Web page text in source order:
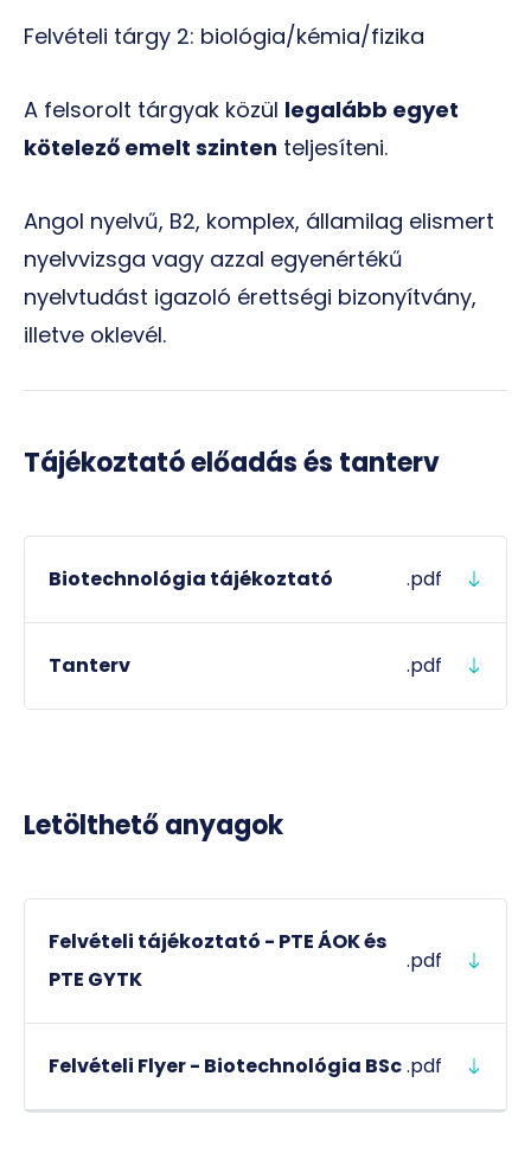
Felvételi tárgy 2: biológia/kémia/fizika
A felsorolt tárgyak közül legalább egyet
kötelező emelt szinten teljesíteni.
Angol nyelvű, B2, komplex, államilag elismert
nyelvvizsga vagy azzal egyenértékű
nyelvtudást igazoló érettségi bizonyítvány,
illetve oklevél.
Tájékoztató előadás és tanterv
Biotechnológia tájékoztató .pdf
Tanterv .pdf
Letölthető anyagok
Felvételi tájékoztató - PTE ÁOK és
PTE GYTK
.pdf
Felvételi Flyer - Biotechnológia BSc.pdf